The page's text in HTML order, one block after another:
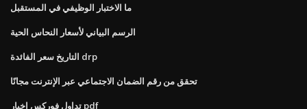
ما الاختبار الوظيفي في المستقبل
الرسم البياني لأسعار النحاس الحية
التاريخ سعر الفائدة drp
تحقق من رقم الضمان الاجتماعي عبر الإنترنت مجانًا
تداول فوركس اخبار pdf